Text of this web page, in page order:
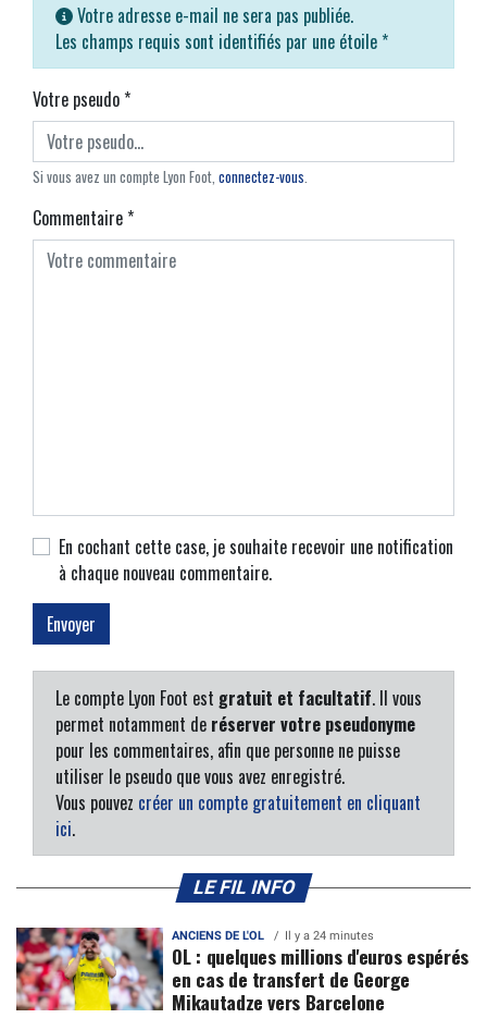
Votre adresse e-mail ne sera pas publiée.
Les champs requis sont identifiés par une étoile *
Votre pseudo*
Si vous avez un compte Lyon Foot, connectez-vous.
Commentaire*
En cochant cette case, je souhaite recevoir une notification
à chaque nouveau commentaire.
Le compte Lyon Foot est gratuit et facultatif. Il vous
permet notamment de réserver votre pseudonyme
pour les commentaires, afin que personne ne puisse
utiliser le pseudo que vous avez enregistré.
Vous pouvez créer un compte gratuitement en cliquant
ici.
LE FIL INFO
ANCIENS DE L'OL Il y a 24 minutes
OL : quelques millions d'euros espérés
en cas de transfert de George
Mikautadze vers Barcelone